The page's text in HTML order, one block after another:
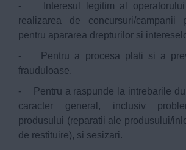
- Interesul legitim al operatorului
realizarea de concursuri/campanii
pentru apararea drepturilor si
- Pentru a procesa plati si a
frauduloase.
- Pentru a raspunde la intrebarile
caracter general, inclusiv
produsului (reparatii ale produsului/
de restituire), si sesizari.